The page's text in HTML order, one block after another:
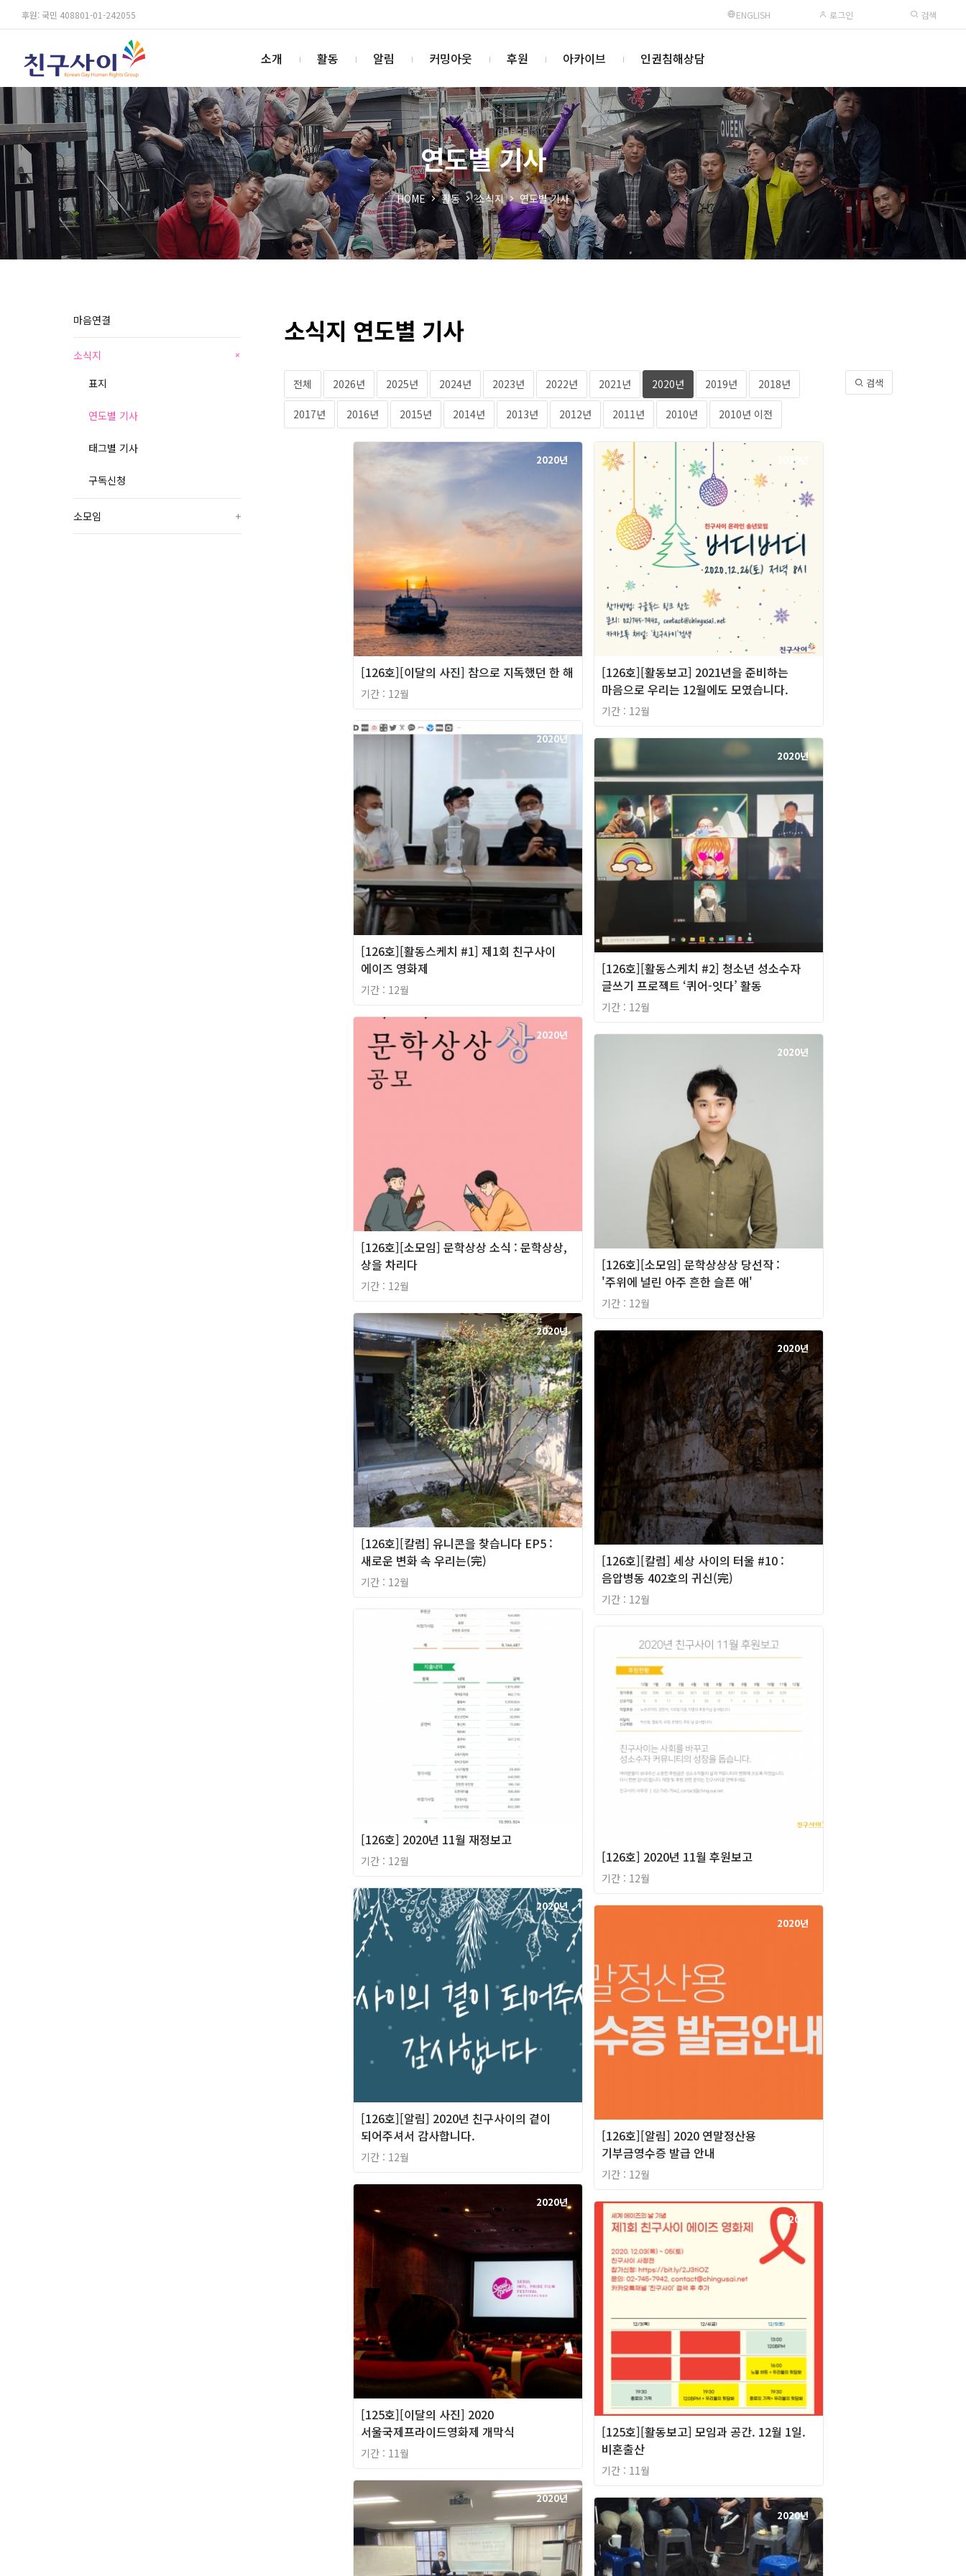
후원: 국민 408801-01-242055 ENGLISH 로그인 검색
소개 활동 알림 커밍아웃 후원 아카이브 인권침해상담
연도별 기사
HOME 활동 소식지 연도별 기사
마음연결
소식지 +
표지
연도별 기사
태그별 기사
구독신청
소모임 +
소식지 연도별 기사
전체 2026년 2025년 2024년 2023년 2022년 2021년 2020년 2019년 2018년
2017년 2016년 2015년 2014년 2013년 2012년 2011년 2010년 2010년 이전
검색
2020년
[126호][이달의 사진] 참으로 지독했던 한 해
기간 : 12월
2020년
[126호][활동보고] 2021년을 준비하는
마음으로 우리는 12월에도 모였습니다.
기간 : 12월
2020년
[126호][활동스케치 #1] 제1회 친구사이
에이즈 영화제
기간 : 12월
2020년
[126호][활동스케치 #2] 청소년 성소수자
글쓰기 프로젝트 ‘퀴어-잇다’ 활동
기간 : 12월
2020년
[126호][소모임] 문학상상 소식 : 문학상상,
상을 차리다
기간 : 12월
2020년
[126호][소모임] 문학상상상 당선작 :
'주위에 널린 아주 흔한 슬픈 애'
기간 : 12월
2020년
[126호][칼럼] 유니콘을 찾습니다 EP5 :
새로운 변화 속 우리는(完)
기간 : 12월
2020년
[126호][칼럼] 세상 사이의 터울 #10 :
음압병동 402호의 귀신(完)
기간 : 12월
[126호] 2020년 11월 재정보고
기간 : 12월
2020년
[126호] 2020년 11월 후원보고
기간 : 12월
2020년
[126호][알림] 2020년 친구사이의 곁이
되어주셔서 감사합니다.
기간 : 12월
2020년
[126호][알림] 2020 연말정산용
기부금영수증 발급 안내
기간 : 12월
2020년
[125호][이달의 사진] 2020
서울국제프라이드영화제 개막식
기간 : 11월
2020년
[125호][활동보고] 모임과 공간. 12월 1일.
비혼출산
기간 : 11월
2020년
2020년